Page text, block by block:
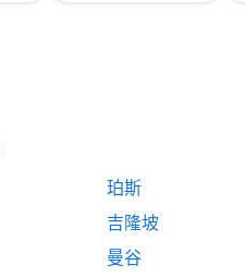
珀斯
吉隆坡
曼谷